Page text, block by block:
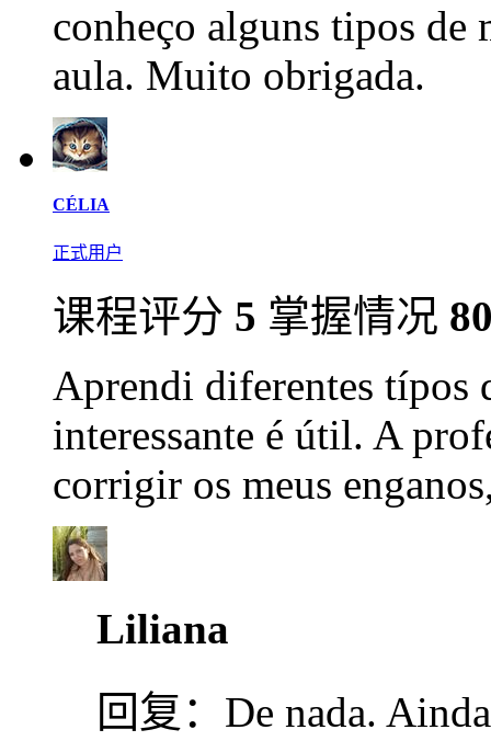
conheço alguns tipos de
aula. Muito obrigada.
CÉLIA
正式用户
课程评分 5 掌握情况
Aprendi diferentes típos
interessante é útil. A
corrigir os meus
Liliana
回复： De nada.